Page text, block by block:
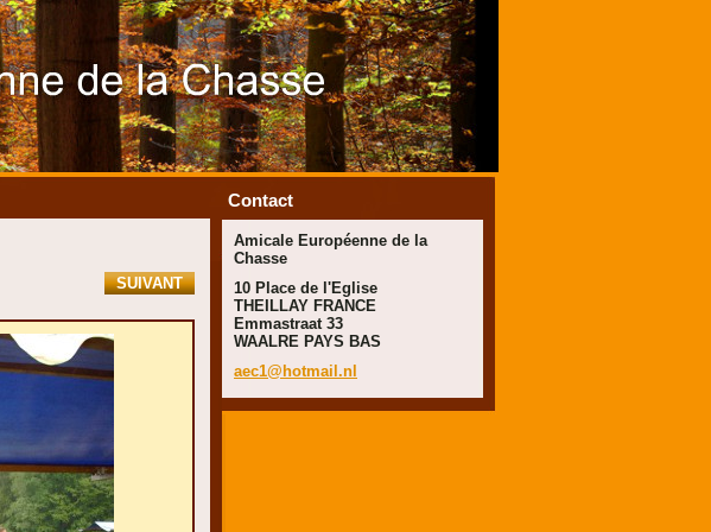
SUIVANT
Contact
Amicale Européenne de la
Chasse
10 Place de l'Eglise
THEILLAY FRANCE
Emmastraat 33
WAALRE PAYS BAS
aec1@hotmail.nl